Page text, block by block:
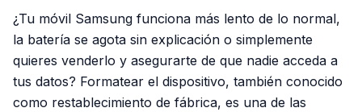
¿Tu móvil Samsung funciona más lento de lo normal,
la batería se agota sin explicación o simplemente
quieres venderlo y asegurarte de que nadie acceda a
tus datos? Formatear el dispositivo, también conocido
como restablecimiento de fábrica, es una de las